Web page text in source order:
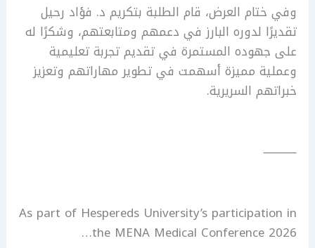
وفي ختام العرض، قام الطلبة بتكريم د. فؤاد رحيل
تقديرًا لدوره البارز في دعمهم ومتابعتهم، وشكرًا له
على جهوده المستمرة في تقديم تجربة تعليمية
وعملية مميزة أسهمت في تطوير مهاراتهم وتعزيز
خبراتهم السريرية.
⸻
As part of Hespereds University’s participation in
the MENA Medical Conference 2026…